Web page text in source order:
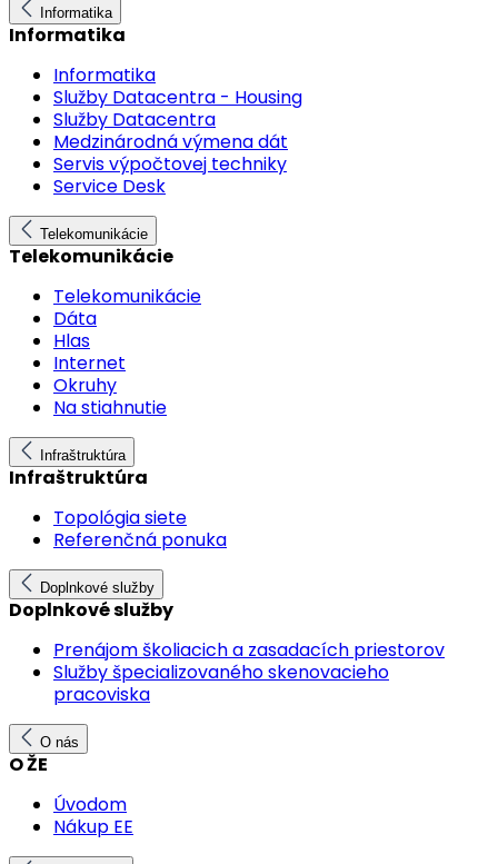
Informatika
Informatika
Informatika
Služby Datacentra - Housing
Služby Datacentra
Medzinárodná výmena dát
Servis výpočtovej techniky
Service Desk
Telekomunikácie
Telekomunikácie
Telekomunikácie
Dáta
Hlas
Internet
Okruhy
Na stiahnutie
Infraštruktúra
Infraštruktúra
Topológia siete
Referenčná ponuka
Doplnkové služby
Doplnkové služby
Prenájom školiacich a zasadacích priestorov
Služby špecializovaného skenovacieho
pracoviska
O nás
O ŽE
Úvodom
Nákup EE